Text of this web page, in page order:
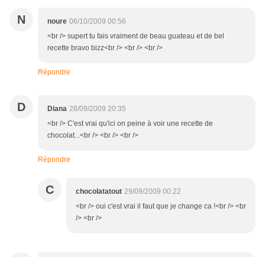
N noure 06/10/2009 00:56
<br /> supert tu fais vraiment de beau guateau et de bel
recette bravo bizz<br /> <br /> <br />
Répondre
D Diana 28/09/2009 20:35
<br /> C'est vrai qu'ici on peine à voir une recette de
chocolat...<br /> <br /> <br />
Répondre
C chocolatatout 29/09/2009 00:22
<br /> oui c'est vrai il faut que je change ca !<br /> <br
/> <br />